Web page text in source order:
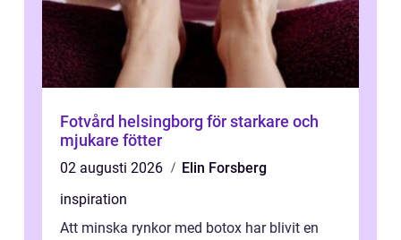
Fotvård helsingborg för starkare och
mjukare fötter
02 augusti 2026
Elin Forsberg
inspiration
Att minska rynkor med botox har blivit en